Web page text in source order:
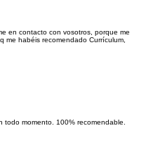
en contacto con vosotros, porque me
me habéis recomendado Currículum,
momento. 100% recomendable.